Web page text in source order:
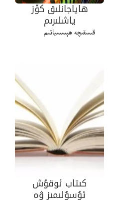
ھاياجانلىق كۆز
ياشلىرىم
قىسقىچە ھېسسياتىم
كىتاب ئوقۇش
ئۇسۇلىمىز ۋە